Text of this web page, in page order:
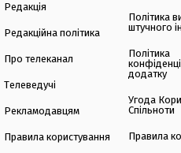
Редакція
Редакційна політика
Про телеканал
Телеведучі
Рекламодавцям
Правила користування
Політика
штучного
Політика
додатку
Угода
Спільноти
Правила